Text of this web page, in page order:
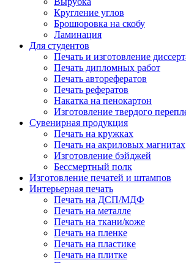
Кругление углов
Брошюровка на скобу
Ламинация
Для студентов
Печать и изготовление
Печать дипломных работ
Печать авторефератов
Печать рефератов
Накатка на пенокартон
Изготовление твердого
Сувенирная продукция
Печать на кружках
Печать на акриловых магнитах
Изготовление бэйджей
Бессмертный полк
Изготовление печатей и штампов
Интерьерная печать
Печать на ДСП/МДФ
Печать на металле
Печать на ткани/коже
Печать на пленке
Печать на пластике
Печать на плитке